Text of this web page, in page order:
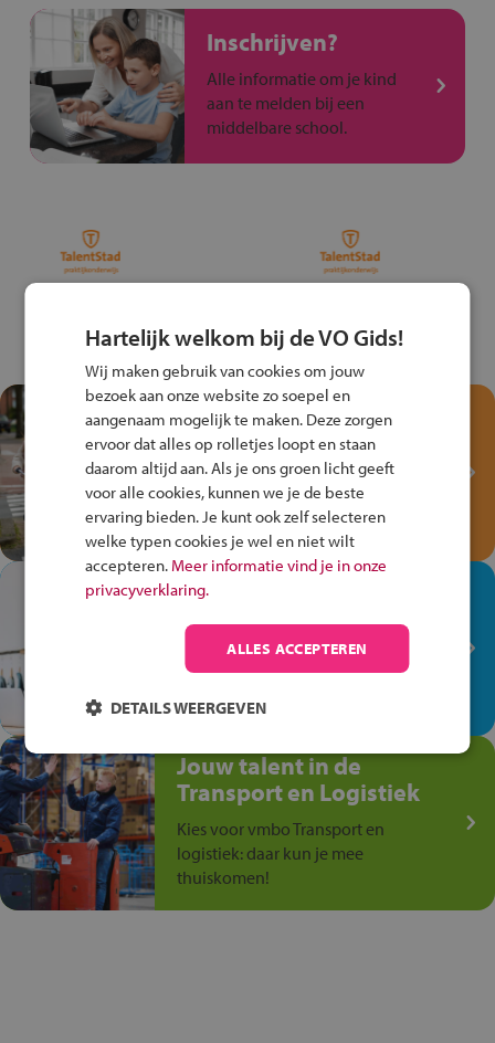
Inschrijven?
Alle informatie om je kind
aan te melden bij een
middelbare school.
Test je kennis met het
Fiets Veilig
Verkeersspel!
Speel het Fiets Veilig Verkeersspel
en win een Cortina-fiets!
In de winkel ben je op je
plek!
Ontdek via het vmbo jouw talent
op de winkelvloer, waar elke dag
anders is!
Jouw talent in de
Transport en Logistiek
Kies voor vmbo Transport en
logistiek: daar kun je mee
thuiskomen!
Hartelijk welkom bij de VO Gids!
Wij maken gebruik van cookies om jouw
bezoek aan onze website zo soepel en
aangenaam mogelijk te maken. Deze zorgen
ervoor dat alles op rolletjes loopt en staan
daarom altijd aan. Als je ons groen licht geeft
voor alle cookies, kunnen we je de beste
ervaring bieden. Je kunt ook zelf selecteren
welke typen cookies je wel en niet wilt
accepteren. Meer informatie vind je in onze
privacyverklaring.
ALLES ACCEPTEREN
DETAILS WEERGEVEN